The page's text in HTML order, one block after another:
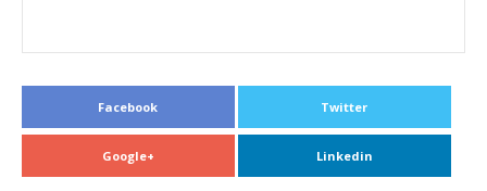
Facebook Twitter
Google+ Linkedin